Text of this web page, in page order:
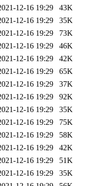
12-16 19:29
43K
12-16 19:29
35K
12-16 19:29
73K
12-16 19:29
46K
12-16 19:29
42K
12-16 19:29
65K
12-16 19:29
37K
12-16 19:29
92K
12-16 19:29
35K
12-16 19:29
75K
12-16 19:29
58K
12-16 19:29
42K
12-16 19:29
51K
12-16 19:29
35K